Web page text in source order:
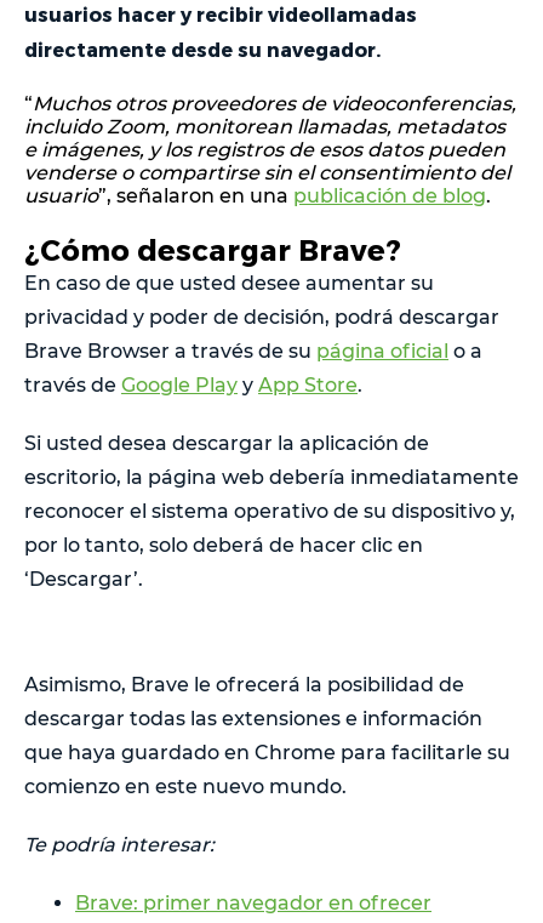
usuarios hacer y recibir videollamadas
directamente desde su navegador.
“Muchos otros proveedores de videoconferencias,
incluido Zoom, monitorean llamadas, metadatos
e imágenes, y los registros de esos datos pueden
venderse o compartirse sin el consentimiento del
usuario”, señalaron en una publicación de blog.
¿Cómo descargar Brave?
En caso de que usted desee aumentar su
privacidad y poder de decisión, podrá descargar
Brave Browser a través de su página oficial o a
través de Google Play y App Store.
Si usted desea descargar la aplicación de
escritorio, la página web debería inmediatamente
reconocer el sistema operativo de su dispositivo y,
por lo tanto, solo deberá de hacer clic en
‘Descargar’.
Asimismo, Brave le ofrecerá la posibilidad de
descargar todas las extensiones e información
que haya guardado en Chrome para facilitarle su
comienzo en este nuevo mundo.
Te podría interesar:
Brave: primer navegador en ofrecer